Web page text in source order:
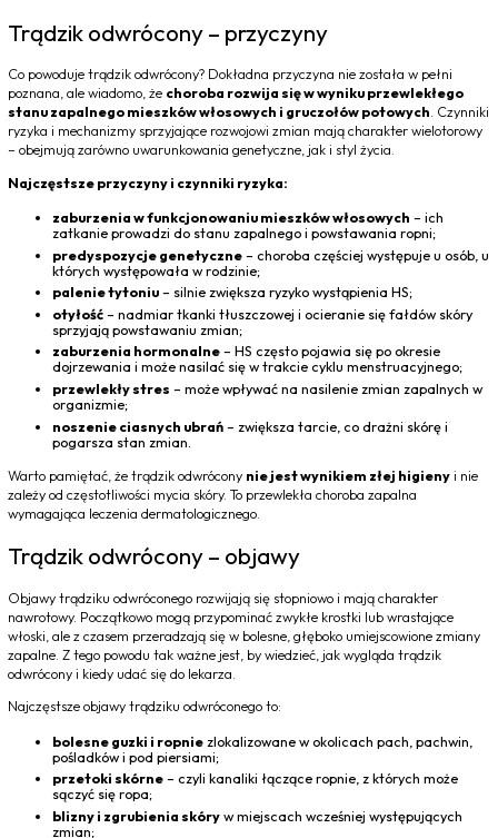
Trądzik odwrócony – przyczyny
Co powoduje trądzik odwrócony? Dokładna przyczyna nie została w pełni
poznana, ale wiadomo, że choroba rozwija się w wyniku przewlekłego
stanu zapalnego mieszków włosowych i gruczołów potowych . Czynniki
ryzyka i mechanizmy sprzyjające rozwojowi zmian mają charakter wielotorowy
– obejmują zarówno uwarunkowania genetyczne, jak i styl życia.
Najczęstsze przyczyny i czynniki ryzyka:
zaburzenia w funkcjonowaniu mieszków włosowych – ich
zatkanie prowadzi do stanu zapalnego i powstawania ropni;
predyspozycje genetyczne– choroba częściej występuje u osób, u
których występowała w rodzinie;
palenie tytoniu– silnie zwiększa ryzyko wystąpienia HS;
otyłość– nadmiar tkanki tłuszczowej i ocieranie się fałdów skóry
sprzyjają powstawaniu zmian;
zaburzenia hormonalne– HS często pojawia się po okresie
dojrzewania i może nasilać się w trakcie cyklu menstruacyjnego;
przewlekły stres – może wpływać na nasilenie zmian zapalnych w
organizmie;
noszenie ciasnych ubrań– zwiększa tarcie, co drażni skórę i
pogarsza stan zmian.
Warto pamiętać, że trądzik odwrócony nie jest wynikiem złej higienyi nie
zależy od częstotliwości mycia skóry. To przewlekła choroba zapalna
wymagająca leczenia dermatologicznego.
Trądzik odwrócony – objawy
Objawy trądziku odwróconego rozwijają się stopniowo i mają charakter
nawrotowy. Początkowo mogą przypominać zwykłe krostki lub wrastające
włoski, ale z czasem przeradzają się w bolesne, głęboko umiejscowione zmiany
zapalne. Z tego powodu tak ważne jest, by wiedzieć, jak wygląda trądzik
odwrócony i kiedy udać się do lekarza.
Najczęstsze objawy trądziku odwróconego to:
bolesne guzki i ropnie zlokalizowane w okolicach pach, pachwin,
pośladków i pod piersiami;
przetoki skórne– czyli kanaliki łączące ropnie, z których może
sączyć się ropa;
blizny i zgrubienia skóryw miejscach wcześniej występujących
zmian;